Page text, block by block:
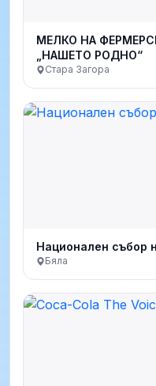
МЕЛКО НА
„НАШЕТО РОДНО“
Стара Загора
Национален събор
Бяла